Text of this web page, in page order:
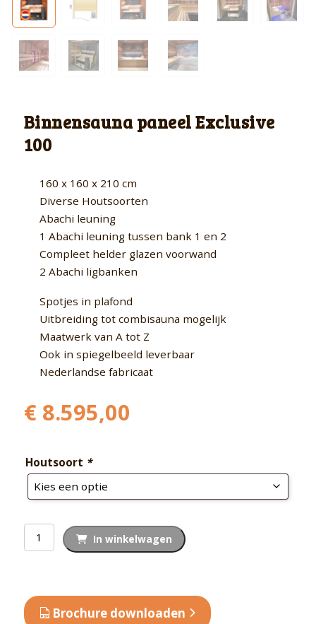
Binnensauna paneel Exclusive
100
160 x 160 x 210 cm
Diverse Houtsoorten
Abachi leuning
1 Abachi leuning tussen bank 1 en 2
Compleet helder glazen voorwand
2 Abachi ligbanken
Spotjes in plafond
Uitbreiding tot combisauna mogelijk
Maatwerk van A tot Z
Ook in spiegelbeeld leverbaar
Nederlandse fabricaat
€ 8.595,00
Houtsoort *
Binnensauna
paneel
aantal
In winkelwagen
Brochure downloaden